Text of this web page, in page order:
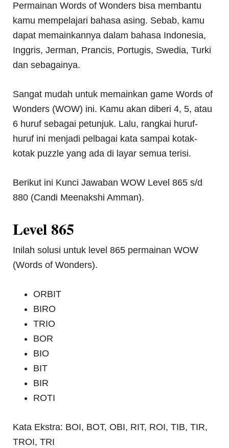
Permainan Words of Wonders bisa membantu
kamu mempelajari bahasa asing. Sebab, kamu
dapat memainkannya dalam bahasa Indonesia,
Inggris, Jerman, Prancis, Portugis, Swedia, Turki
dan sebagainya.
Sangat mudah untuk memainkan game Words of
Wonders (WOW) ini. Kamu akan diberi 4, 5, atau
6 huruf sebagai petunjuk. Lalu, rangkai huruf-
huruf ini menjadi pelbagai kata sampai kotak-
kotak puzzle yang ada di layar semua terisi.
Berikut ini Kunci Jawaban WOW Level 865 s/d
880 (Candi Meenakshi Amman).
Level 865
Inilah solusi untuk level 865 permainan WOW
(Words of Wonders).
ORBIT
BIRO
TRIO
BOR
BIO
BIT
BIR
ROTI
Kata Ekstra: BOI, BOT, OBI, RIT, ROI, TIB, TIR,
TROI, TRI